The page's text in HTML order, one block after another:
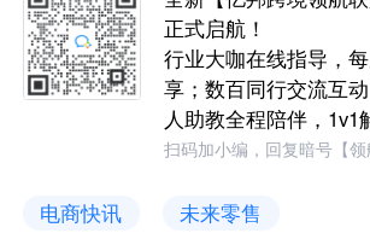
正式启航！
行业大咖在线指导，
享；数百同行交流互
人助教全程陪伴，1v1
扫码加小编，回复暗号【
电商快讯 未来零售